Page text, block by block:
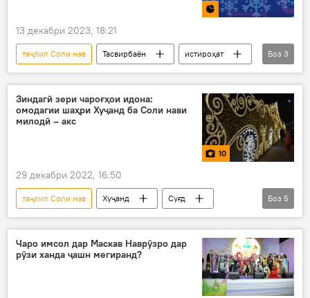
13 декабри 2023, 18:21
таҷлил Соли нав Тасвирбаён
истироҳат
Соли нав
таҷлил шаҳрванд
Боз 3
Зиндагӣ зери чароғҳои идона:
омодагии шаҳри Хуҷанд ба Соли нави
милодӣ – акс
10
29 декабри 2022, 16:50
таҷлил Соли нав Хуҷанд
Суғд
Соли нав
таҷлил
Акс
ороста
арча
Боз 5
Чаро имсол дар Маскав Наврӯзро дар
рӯзи ханда ҷашн мегиранд?